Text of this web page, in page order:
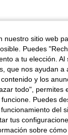
nuestro sitio web
Puedes
a tu elección. Al
que nos ayudan a
y los
todo", permites
Puedes
del
tus
sobre